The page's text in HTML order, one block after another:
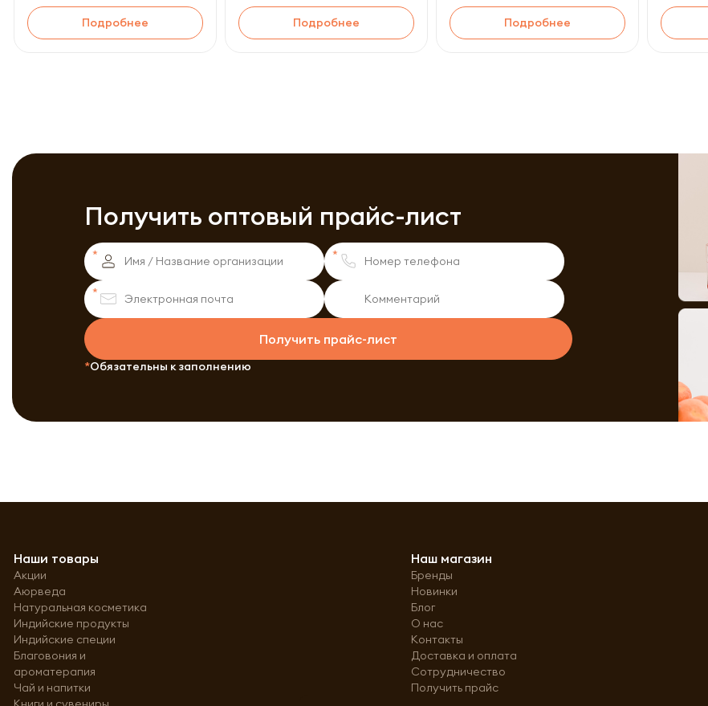
Подробнее Подробнее Подробнее
Получить оптовый прайс-лист
Получить прайс-лист
Обязательны к заполнению
Наши товары
Акции
Аюрведа
Натуральная косметика
Индийские продукты
Индийские специи
Благовония и
ароматерапия
Чай и напитки
Наш магазин
Бренды
Новинки
Блог
О нас
Контакты
Доставка и оплата
Сотрудничество
Получить прайс